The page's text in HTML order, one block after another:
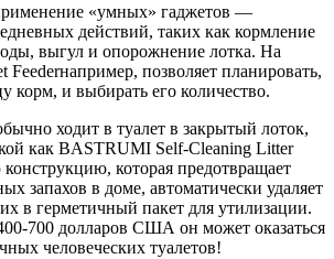
«умных» гаджетов —
действий, таких как кормление
выгул и опорожнение лотка. На
Feederнапример, позволяет планировать,
корм, и выбирать его количество.
ходит в туалет в закрытый лоток,
как BASTRUMI Self-Cleaning Litter
которая предотвращает
запахов в доме, автоматически удаляет
в герметичный пакет для утилизации.
700 долларов США он может оказаться
человеческих туалетов!